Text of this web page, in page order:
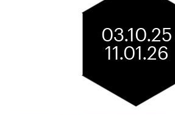
03.10.25
11.01.26